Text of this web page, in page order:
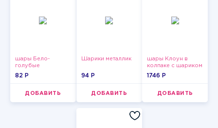
шары Бело-
голубые
пастельные
82 P
ДОБАВИТЬ
Шарики металлик
94 P
ДОБАВИТЬ
шары Клоун в
колпаке с шариком
1746 P
ДОБАВИТЬ